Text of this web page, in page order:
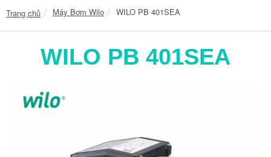
Trang chủ Máy Bơm Wilo WILO PB 401SEA
WILO PB 401SEA